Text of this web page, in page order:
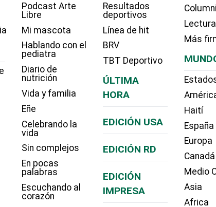
Podcast Arte
Libre
Mi mascota
Hablando con el
pediatra
Diario de
nutrición
Vida y familia
Eñe
Celebrando la
vida
Sin complejos
En pocas
palabras
Escuchando al
corazón
Resultados
deportivos
Línea de hit
BRV
TBT Deportivo
ÚLTIMA
HORA
EDICIÓN USA
EDICIÓN RD
EDICIÓN
IMPRESA
Más
Haití
España
Europa
Canadá
Medio
Asia
Africa